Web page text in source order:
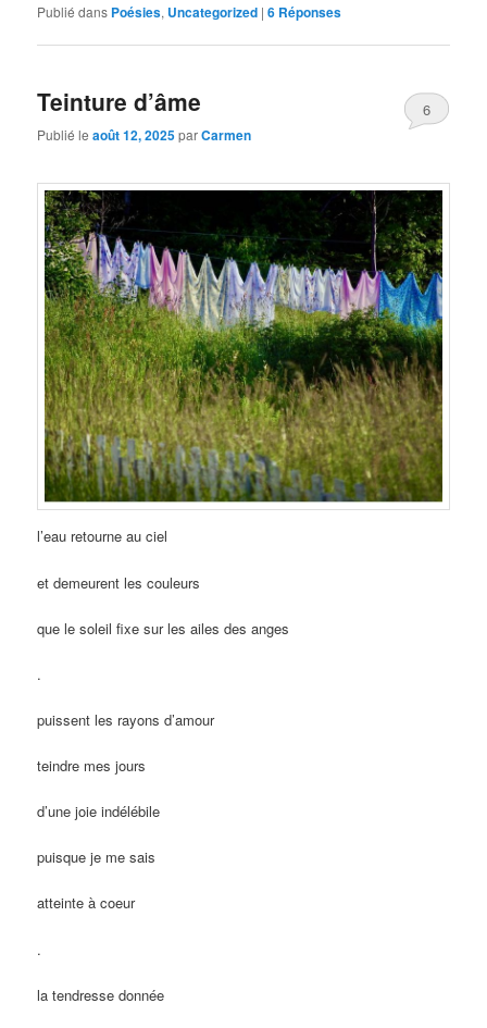
Publié dans Poésies, Uncategorized |6 Réponses
Teinture d’âme
Publié leaoût 12, 2025parCarmen
6
l’eau retourne au ciel
et demeurent les couleurs
que le soleil fixe sur les ailes des anges
.
puissent les rayons d’amour
teindre mes jours
d’une joie indélébile
puisque je me sais
atteinte à coeur
.
la tendresse donnée